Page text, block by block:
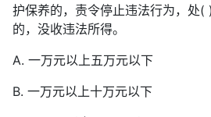
护保养的，责令停止违法行为，处(
的，没收违法所得。
A. 一万元以上五万元以下
B. 一万元以上十万元以下